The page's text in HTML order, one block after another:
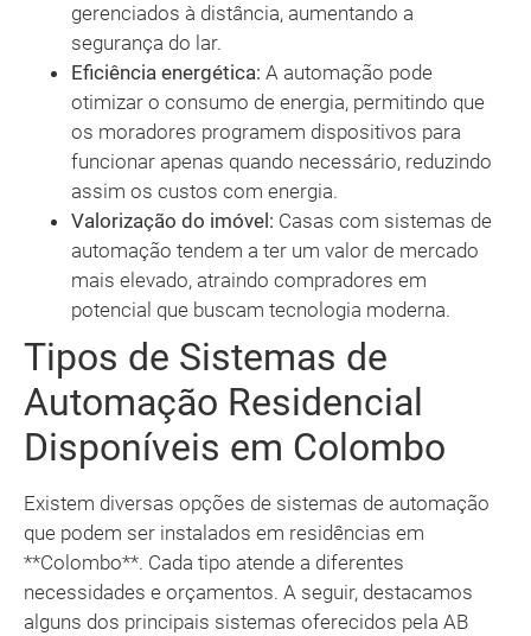
gerenciados à distância, aumentando a
segurança do lar.
Eficiência energética: A automação pode
otimizar o consumo de energia, permitindo que
os moradores programem dispositivos para
funcionar apenas quando necessário, reduzindo
assim os custos com energia.
Valorização do imóvel: Casas com sistemas de
automação tendem a ter um valor de mercado
mais elevado, atraindo compradores em
potencial que buscam tecnologia moderna.
Tipos de Sistemas de
Automação Residencial
Disponíveis em Colombo
Existem diversas opções de sistemas de automação
que podem ser instalados em residências em
**Colombo**. Cada tipo atende a diferentes
necessidades e orçamentos. A seguir, destacamos
alguns dos principais sistemas oferecidos pela AB